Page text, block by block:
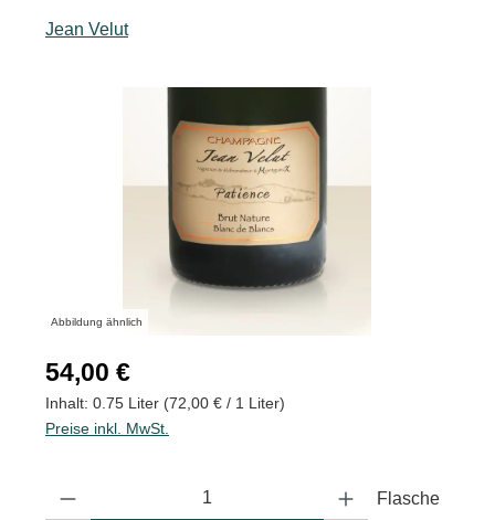
Jean Velut
Abbildung ähnlich
Regulärer Preis:
54,00 €
Inhalt: 0.75 Liter (72,00 € / 1 Liter)
Preise inkl. MwSt.
Produkt Anzahl: Gib den gewünschten Wert ein oder benutze
Flasche